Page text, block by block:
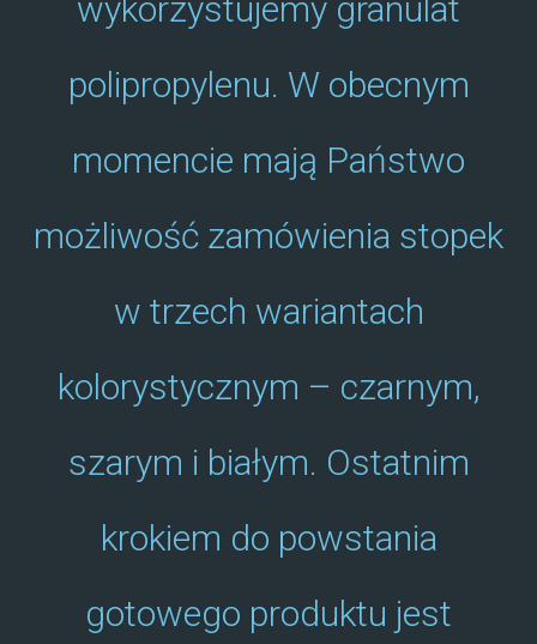
wykorzystujemy granulat
polipropylenu. W obecnym
momencie mają Państwo
możliwość zamówienia stopek
w trzech wariantach
kolorystycznym – czarnym,
szarym i białym. Ostatnim
krokiem do powstania
gotowego produktu jest